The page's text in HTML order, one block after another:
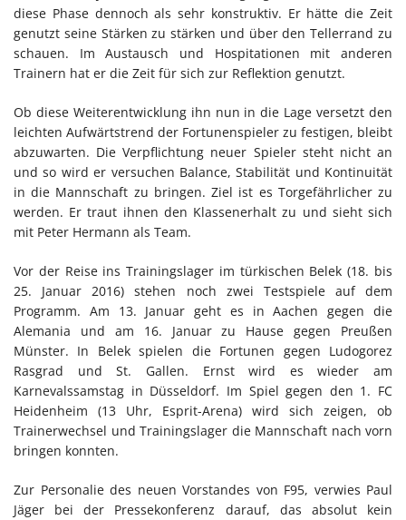
diese Phase dennoch als sehr konstruktiv. Er hätte die Zeit
genutzt seine Stärken zu stärken und über den Tellerrand zu
schauen. Im Austausch und Hospitationen mit anderen
Trainern hat er die Zeit für sich zur Reflektion genutzt.
Ob diese Weiterentwicklung ihn nun in die Lage versetzt den
leichten Aufwärtstrend der Fortunenspieler zu festigen, bleibt
abzuwarten. Die Verpflichtung neuer Spieler steht nicht an
und so wird er versuchen Balance, Stabilität und Kontinuität
in die Mannschaft zu bringen. Ziel ist es Torgefährlicher zu
werden. Er traut ihnen den Klassenerhalt zu und sieht sich
mit Peter Hermann als Team.
Vor der Reise ins Trainingslager im türkischen Belek (18. bis
25. Januar 2016) stehen noch zwei Testspiele auf dem
Programm. Am 13. Januar geht es in Aachen gegen die
Alemania und am 16. Januar zu Hause gegen Preußen
Münster. In Belek spielen die Fortunen gegen Ludogorez
Rasgrad und St. Gallen. Ernst wird es wieder am
Karnevalssamstag in Düsseldorf. Im Spiel gegen den 1. FC
Heidenheim (13 Uhr, Esprit-Arena) wird sich zeigen, ob
Trainerwechsel und Trainingslager die Mannschaft nach vorn
bringen konnten.
Zur Personalie des neuen Vorstandes von F95, verwies Paul
Jäger bei der Pressekonferenz darauf, das absolut kein